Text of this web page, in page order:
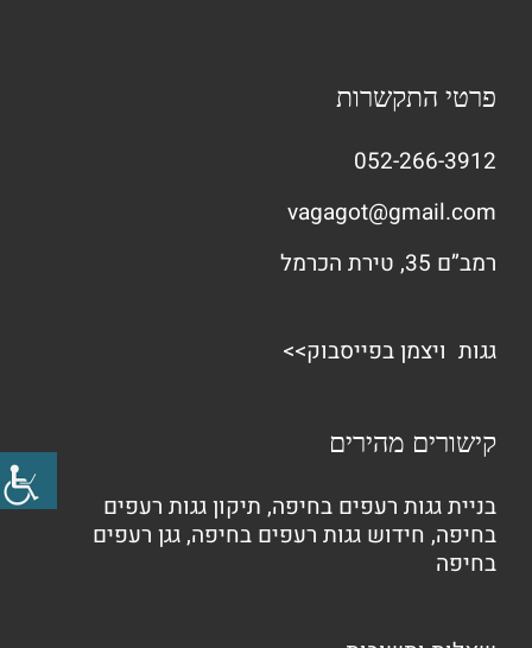
פרטי התקשרות
052-266-3912
vagagot@gmail.com
רמב”ם 35, טירת הכרמל
גגות ויצמן בפייסבוק>>
קישורים מהירים
בניית גגות רעפים בחיפה, תיקון גגות רעפים
בחיפה, חידוש גגות רעפים בחיפה,גגן רעפים
בחיפה